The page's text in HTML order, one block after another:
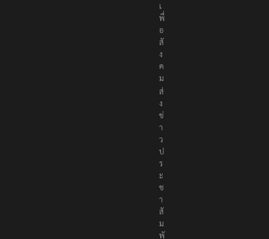
เ
พื่
อ
สั
ง
ค
ม
ส่
ง
ข่
า
ว
ป
ร
ะ
ช
า
สั
ม
พั